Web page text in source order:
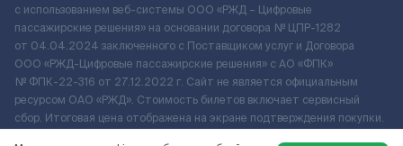
с использованием веб-системы ООО «РЖД – Цифровые
пассажирские решения» на основании договора № ЦПР-1282
от 04.04.2024 заключенного с Поставщиком услуг и Договора
ООО «РЖД-Цифровые пассажирские решения» c АО «ФПК»
№ ФПК-22-316 от 27.12.2022 г. Сайт не является официальным
ресурсом ОАО «РЖД». Стоимость билетов включает сервисный
сбор. Итоговая цена отображена на экране подтверждения покупки.